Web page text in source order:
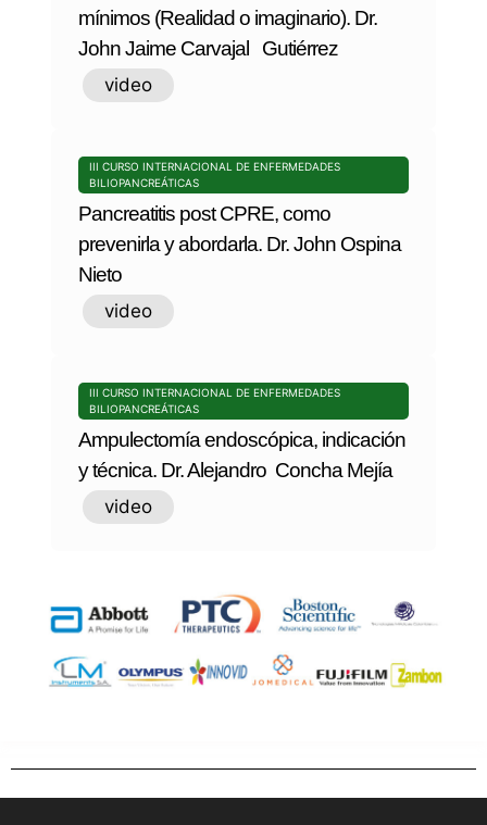
mínimos (Realidad o imaginario). Dr.
John Jaime Carvajal Gutiérrez
video
III CURSO INTERNACIONAL DE ENFERMEDADES
BILIOPANCREÁTICAS
Pancreatitis post CPRE, como
prevenirla y abordarla. Dr. John Ospina
Nieto
video
III CURSO INTERNACIONAL DE ENFERMEDADES
BILIOPANCREÁTICAS
Ampulectomía endoscópica, indicación
y técnica. Dr. Alejandro Concha Mejía
video